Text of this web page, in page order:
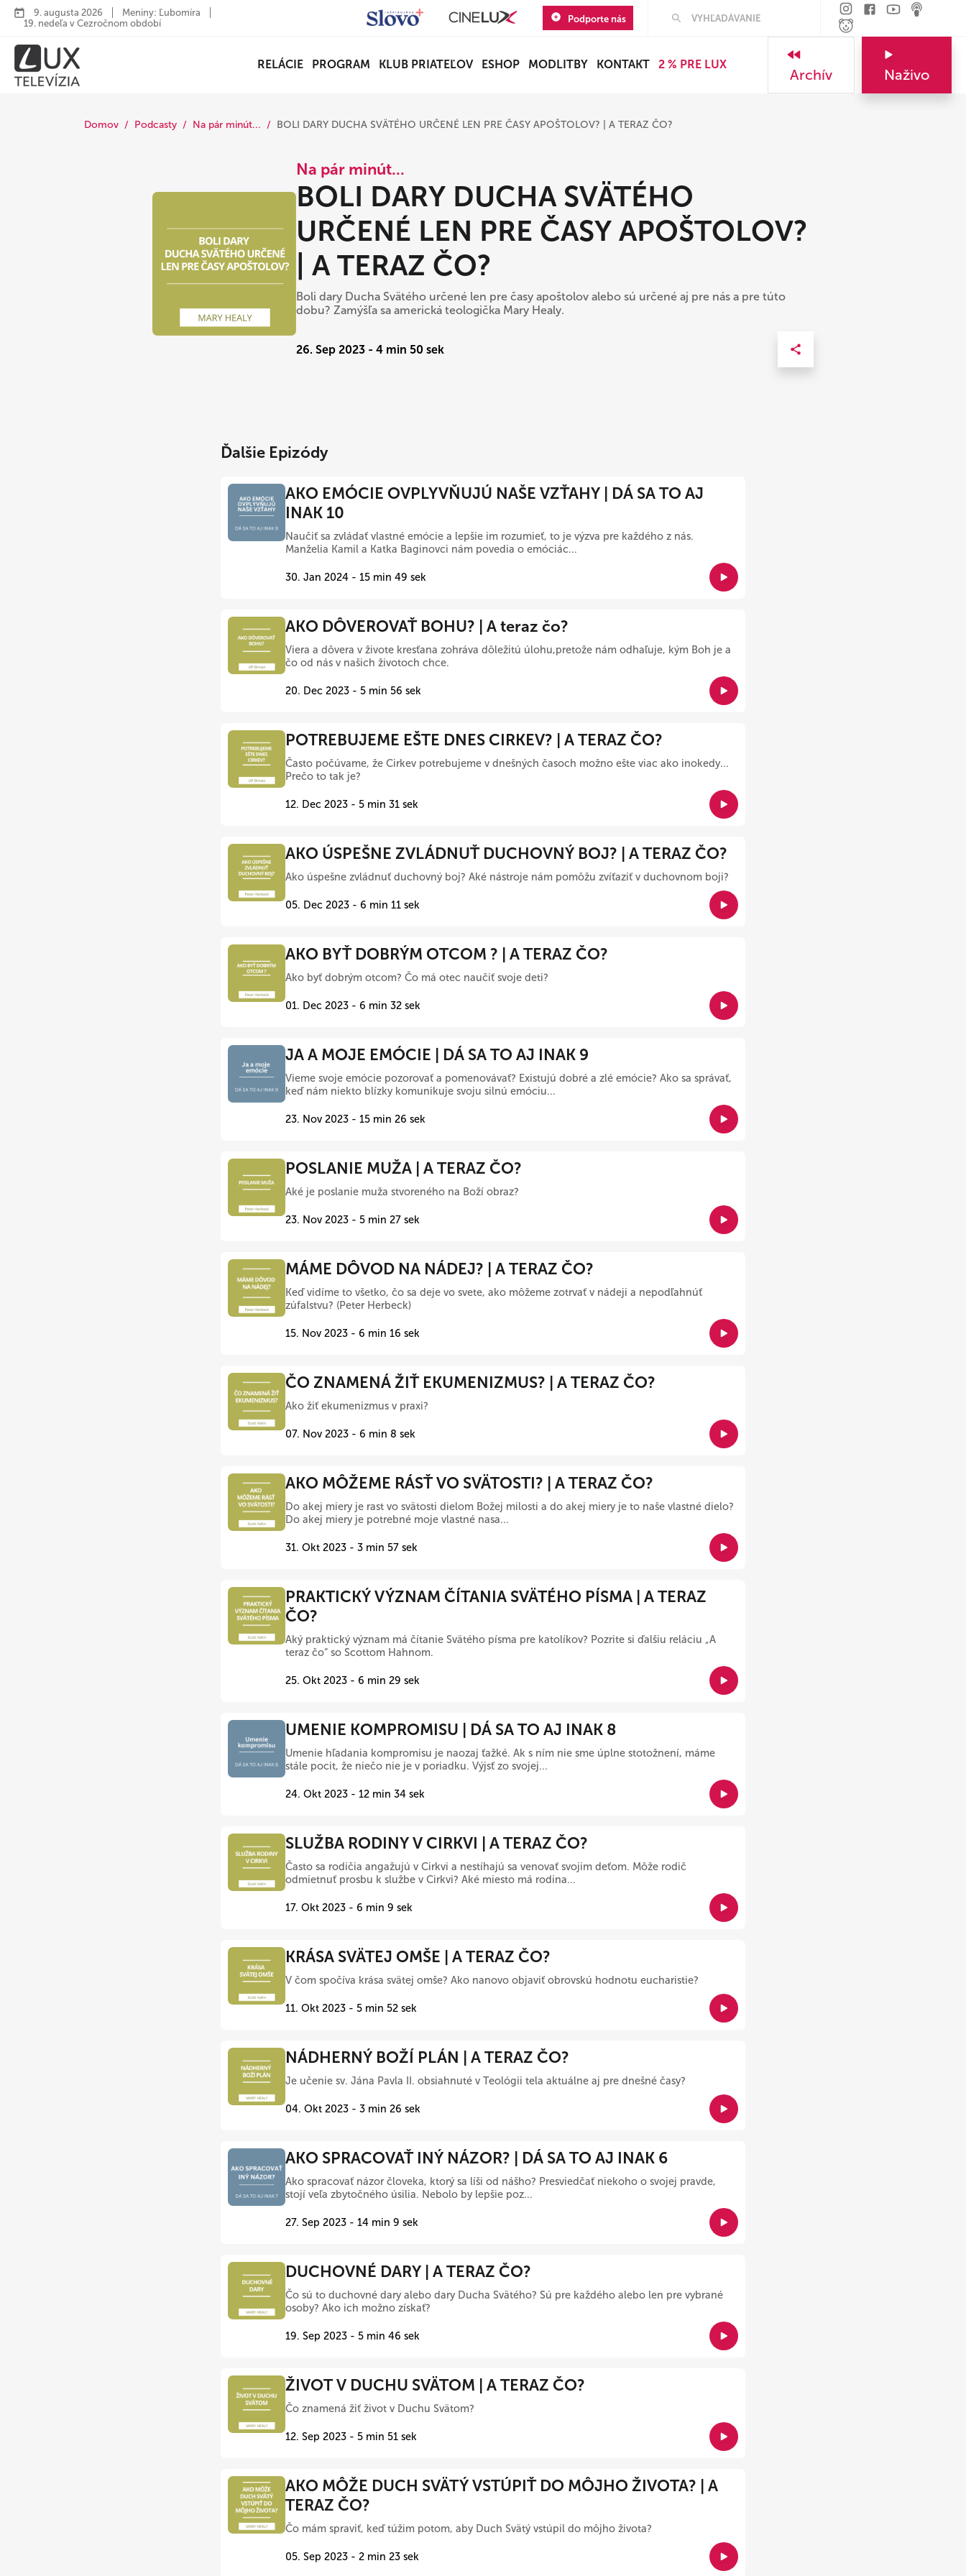
9. augusta 2026
Meniny: Ľubomíra
19. nedeľa v Cezročnom období
Podporte nás
RELÁCIE PROGRAM KLUB PRIATEĽOV ESHOP MODLITBY KONTAKT 2 % PRE LUX
Archív Naživo
Domov Podcasty Na pár minút... BOLI DARY DUCHA SVÄTÉHO URČENÉ LEN PRE ČASY APOŠTOLOV? | A TERAZ ČO?
Na pár minút...
BOLI DARY DUCHA SVÄTÉHO
URČENÉ LEN PRE ČASY APOŠTOLOV?
| A TERAZ ČO?
Boli dary Ducha Svätého určené len pre časy apoštolov alebo sú určené aj pre nás a pre túto
dobu? Zamýšľa sa americká teologička Mary Healy.
26. Sep 2023 - 4 min 50 sek
Ďalšie Epizódy
AKO EMÓCIE OVPLYVŇUJÚ NAŠE VZŤAHY | DÁ SA TO AJ
INAK 10
Naučiť sa zvládať vlastné emócie a lepšie im rozumieť, to je výzva pre každého z nás.
Manželia Kamil a Katka Baginovci nám povedia o emóciác...
30. Jan 2024 - 15 min 49 sek
AKO DÔVEROVAŤ BOHU? | A teraz čo?
Viera a dôvera v živote kresťana zohráva dôležitú úlohu,pretože nám odhaľuje, kým Boh je a
čo od nás v našich životoch chce.
20. Dec 2023 - 5 min 56 sek
POTREBUJEME EŠTE DNES CIRKEV? | A TERAZ ČO?
Často počúvame, že Cirkev potrebujeme v dnešných časoch možno ešte viac ako inokedy...
Prečo to tak je?
12. Dec 2023 - 5 min 31 sek
AKO ÚSPEŠNE ZVLÁDNUŤ DUCHOVNÝ BOJ? | A TERAZ ČO?
Ako úspešne zvládnuť duchovný boj? Aké nástroje nám pomôžu zvíťaziť v duchovnom boji?
05. Dec 2023 - 6 min 11 sek
AKO BYŤ DOBRÝM OTCOM ? | A TERAZ ČO?
Ako byť dobrým otcom? Čo má otec naučiť svoje deti?
01. Dec 2023 - 6 min 32 sek
JA A MOJE EMÓCIE | DÁ SA TO AJ INAK 9
Vieme svoje emócie pozorovať a pomenovávať? Existujú dobré a zlé emócie? Ako sa správať,
keď nám niekto blízky komunikuje svoju silnú emóciu...
23. Nov 2023 - 15 min 26 sek
POSLANIE MUŽA | A TERAZ ČO?
Aké je poslanie muža stvoreného na Boží obraz?
23. Nov 2023 - 5 min 27 sek
MÁME DÔVOD NA NÁDEJ? | A TERAZ ČO?
Keď vidíme to všetko, čo sa deje vo svete, ako môžeme zotrvať v nádeji a nepodľahnúť
zúfalstvu? (Peter Herbeck)
15. Nov 2023 - 6 min 16 sek
ČO ZNAMENÁ ŽIŤ EKUMENIZMUS? | A TERAZ ČO?
Ako žiť ekumenizmus v praxi?
07. Nov 2023 - 6 min 8 sek
AKO MÔŽEME RÁSŤ VO SVÄTOSTI? | A TERAZ ČO?
Do akej miery je rast vo svätosti dielom Božej milosti a do akej miery je to naše vlastné dielo?
Do akej miery je potrebné moje vlastné nasa...
31. Okt 2023 - 3 min 57 sek
PRAKTICKÝ VÝZNAM ČÍTANIA SVÄTÉHO PÍSMA | A TERAZ
ČO?
Aký praktický význam má čítanie Svätého písma pre katolíkov? Pozrite si ďalšiu reláciu „A
teraz čo“ so Scottom Hahnom.
25. Okt 2023 - 6 min 29 sek
UMENIE KOMPROMISU | DÁ SA TO AJ INAK 8
Umenie hľadania kompromisu je naozaj ťažké. Ak s ním nie sme úplne stotožnení, máme
stále pocit, že niečo nie je v poriadku. Výjsť zo svojej...
24. Okt 2023 - 12 min 34 sek
SLUŽBA RODINY V CIRKVI | A TERAZ ČO?
Často sa rodičia angažujú v Cirkvi a nestíhajú sa venovať svojim deťom. Môže rodič
odmietnuť prosbu k službe v Cirkvi? Aké miesto má rodina...
17. Okt 2023 - 6 min 9 sek
KRÁSA SVÄTEJ OMŠE | A TERAZ ČO?
V čom spočíva krása svätej omše? Ako nanovo objaviť obrovskú hodnotu eucharistie?
11. Okt 2023 - 5 min 52 sek
NÁDHERNÝ BOŽÍ PLÁN | A TERAZ ČO?
Je učenie sv. Jána Pavla II. obsiahnuté v Teológii tela aktuálne aj pre dnešné časy?
04. Okt 2023 - 3 min 26 sek
AKO SPRACOVAŤ INÝ NÁZOR? | DÁ SA TO AJ INAK 6
Ako spracovať názor človeka, ktorý sa líši od nášho? Presviedčať niekoho o svojej pravde,
stojí veľa zbytočného úsilia. Nebolo by lepšie poz...
27. Sep 2023 - 14 min 9 sek
DUCHOVNÉ DARY | A TERAZ ČO?
Čo sú to duchovné dary alebo dary Ducha Svätého? Sú pre každého alebo len pre vybrané
osoby? Ako ich možno získať?
19. Sep 2023 - 5 min 46 sek
ŽIVOT V DUCHU SVÄTOM | A TERAZ ČO?
Čo znamená žiť život v Duchu Svätom?
12. Sep 2023 - 5 min 51 sek
AKO MÔŽE DUCH SVÄTÝ VSTÚPIŤ DO MÔJHO ŽIVOTA? | A
TERAZ ČO?
Čo mám spraviť, keď túžim potom, aby Duch Svätý vstúpil do môjho života?
05. Sep 2023 - 2 min 23 sek